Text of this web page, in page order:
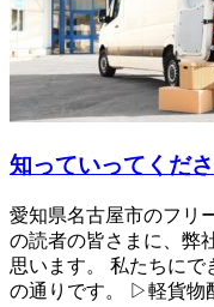
知っていってくだ
愛知県名古屋市のフリ
の読者の皆さまに、弊
思います。 私たちに
の通りです。 ▷軽貨